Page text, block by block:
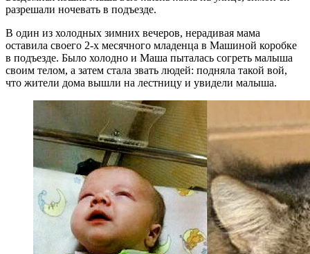
разрешали ночевать в подъезде.
В один из холодных зимних вечеров, нерадивая мама
оставила своего 2-х месячного младенца в Машиной коробке
в подъезде. Было холодно и Маша пыталась согреть малыша
своим телом, а затем стала звать людей: подняла такой вой,
что жители дома вышли на лестницу и увидели малыша.